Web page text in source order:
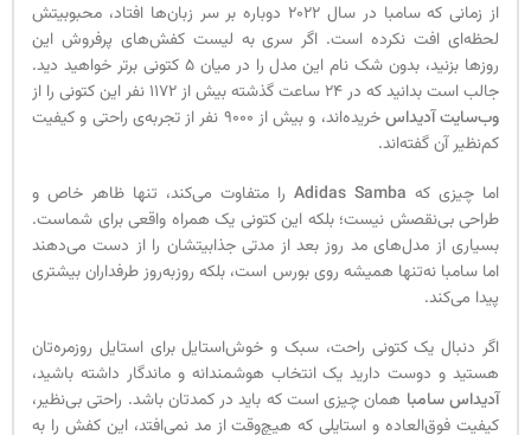
از زمانی که سامبا در سال 2022 دوباره بر سر زبان‌ها افتاد، محبوبیتش
لحظه‌ای افت نکرده است. اگر سری به لیست کفش‌های پرفروش این
روزها بزنید، بدون شک نام این مدل را در میان 5 کتونی برتر خواهید دید.
جالب است بدانید که در 24 ساعت گذشته بیش از 1172 نفر این کتونی را از
وب‌سایت آدیداس
خریده‌اند، و بیش از 9000 نفر از تجربه‌ی راحتی و کیفیت
کم‌نظیر آن گفته‌اند.
اما چیزی که Adidas Samba را متفاوت می‌کند، تنها ظاهر خاص و
طراحی بی‌نقصش نیست؛ بلکه این کتونی یک همراه واقعی برای شماست.
بسیاری از مدل‌های مد روز بعد از مدتی جذابیتشان را از دست می‌دهند
اما سامبا نه‌تنها همیشه روی بورس است، بلکه روزبه‌روز طرفداران بیشتری
پیدا می‌کند.
اگر دنبال یک کتونی راحت، سبک و خوش‌استایل برای استایل روزمره‌تان
هستید و دوست دارید یک انتخاب هوشمندانه و ماندگار داشته باشید،
آدیداس سامبا همان چیزی است که باید در کمدتان باشد. راحتی بی‌نظیر،
کیفیت فوق‌العاده و استایلی که هیچ‌وقت از مد نمی‌افتد، این کفش را به